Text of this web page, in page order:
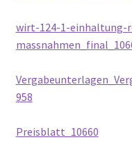
Berliner
Damals
DER KÜNSTLER
wirt-124-1-einhaltung-
958
Preisblatt_10660